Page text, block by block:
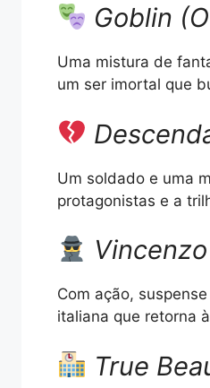
Goblin
Uma mistura de
um ser imortal que
Um soldado e uma
protagonistas e a
Vincenzo
Com ação,
italiana que retorna
True